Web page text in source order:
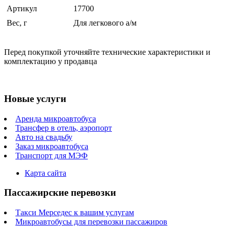
Артикул
17700
Вес, г
Для легкового а/м
Перед покупкой уточняйте технические характеристики и
комплектацию у продавца
Новые услуги
Аренда микроавтобуса
Трансфер в отель, аэропорт
Авто на свадьбу
Заказ микроавтобуса
Транспорт для МЭФ
Карта сайта
Пассажирские перевозки
Такси Мерседес к вашим услугам
Микроавтобусы для перевозки пассажиров